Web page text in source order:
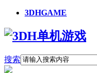
3DHGAME
搜索